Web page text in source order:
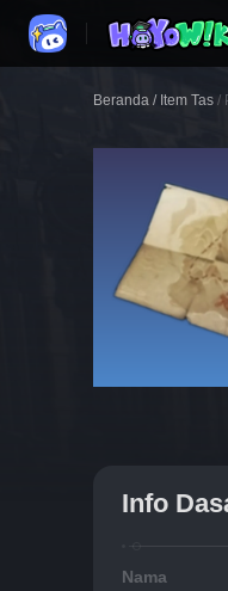
Beranda / Item Tas /
Info
Nama